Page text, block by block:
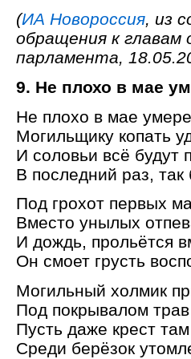
(ИА Новороссия, из
обращения к главам
парламента,
9. Не плохо в мае
Не плохо в мае
Могильщику копать
И соловьи всё будут
В последний раз, так
Под грохот первых
Вместо унылых
И дождь, прольётся
Он смоет грусть
Могильный холмик
Под покрывалом
Пусть даже крест
Среди берёзок